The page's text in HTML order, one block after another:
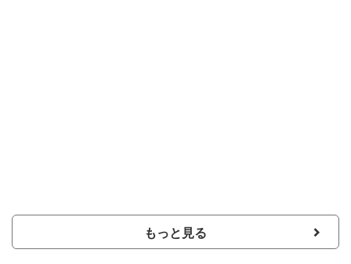
もっと見る